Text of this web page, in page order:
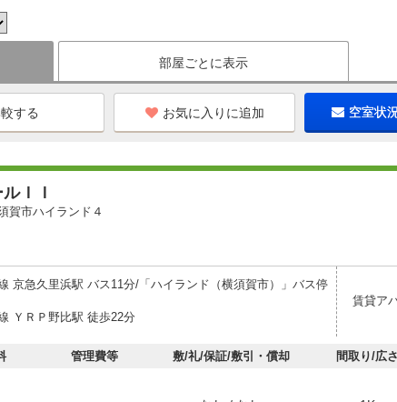
部屋ごとに表示
お気に入りに追加 空室状
ＩＩ
賀市ハイランド４
京急久里浜駅 バス11分/「ハイランド（横須賀市）」バス停
ＹＲＰ野比駅 徒歩22分
賃貸ア
管理費等 敷/礼/保証/敷引・償却 間取り/広さ